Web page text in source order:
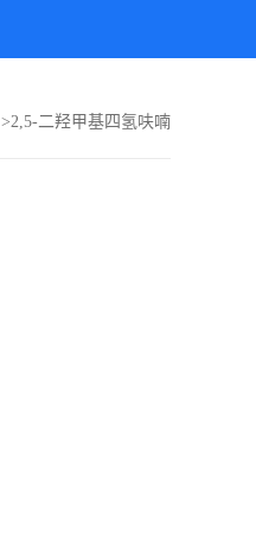
>2,5-二羟甲基四氢呋喃